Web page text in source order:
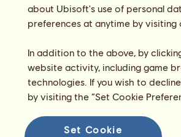
about Ubisoft's use of personal
preferences at anytime by
In addition to the above, by
website activity, including game
technologies. If you wish to
by visiting the “Set Cookie
Set Cookie